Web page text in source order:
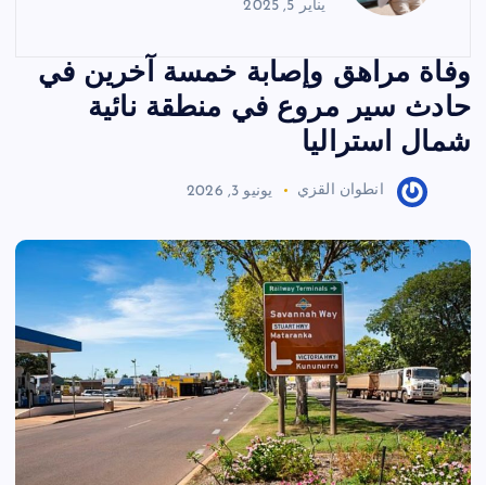
يناير 5, 2025
وفاة مراهق وإصابة خمسة آخرين في
حادث سير مروع في منطقة نائية
شمال استراليا
انطوان القزي يونيو 3, 2026